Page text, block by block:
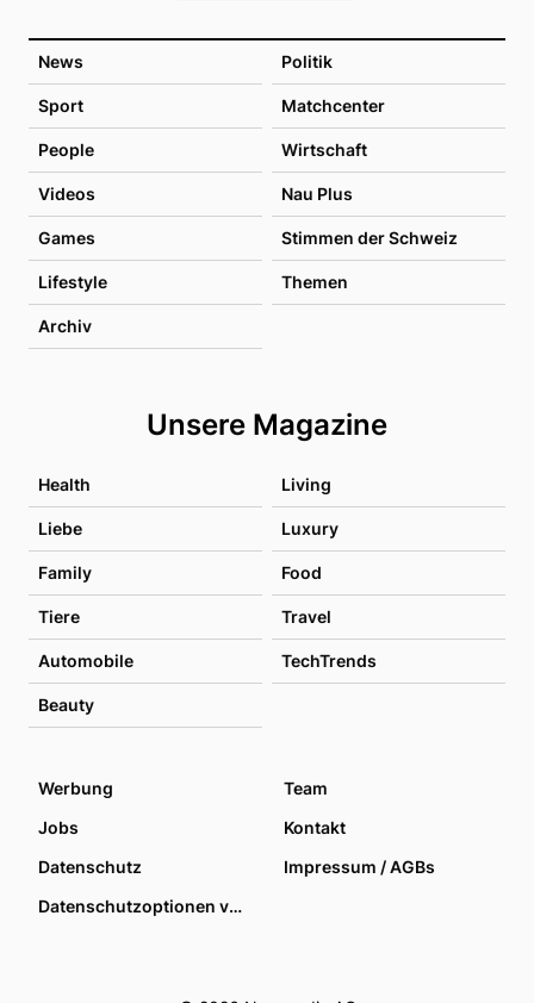
News Politik
Sport Matchcenter
People Wirtschaft
Videos Nau Plus
Games Stimmen der Schweiz
Lifestyle Themen
Archiv
Unsere Magazine
Health Living
Liebe Luxury
Family Food
Tiere Travel
Automobile TechTrends
Beauty
Werbung
Team
Jobs
Kontakt
Datenschutz
Impressum / AGBs
Datenschutzoptionen verwalten